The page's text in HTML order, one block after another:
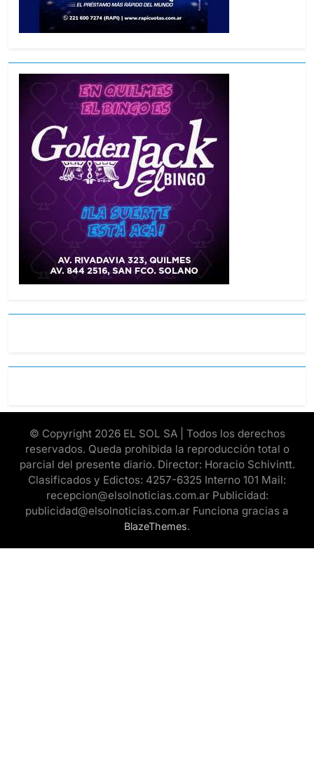
© Copyright 2026 EL SOL SA | Todos los derechos
reservados. Queda prohibida la reproducción total o
parcial del presente diario. Director: Horacio Schivintt.
Clasificados y Edictos: 4257-6325 Interno 101 Mail:
recepcion@elsolnoticias.com.ar Publicidad:
publicidad@elsolnoticias.com.ar Funciona gracias a
BlazeThemes.